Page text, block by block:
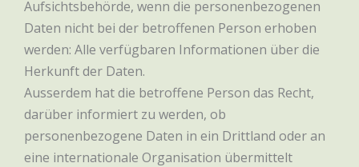
Aufsichtsbehörde, wenn die personenbezogenen
Daten nicht bei der betroffenen Person erhoben
werden: Alle verfügbaren Informationen über die
Herkunft der Daten.
Ausserdem hat die betroffene Person das Recht,
darüber informiert zu werden, ob
personenbezogene Daten in ein Drittland oder an
eine internationale Organisation übermittelt